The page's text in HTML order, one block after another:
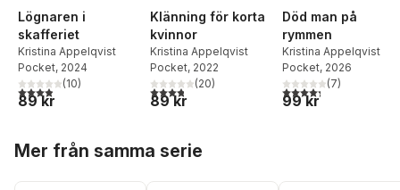
Lögnaren i
skafferiet
Kristina Appelqvist
Pocket, 2024
3,9utav 5 stjärnor. Totalt antal röster:
(10)
89 kr
Klänning för korta
kvinnor
Kristina Appelqvist
Pocket, 2022
3,8utav 5 stjärnor. Totalt antal röster:
(20)
89 kr
Död man på
rymmen
Kristina Appelqvist
Pocket, 2026
4,3utav 5 stjärnor.
(7)
99 kr
Mer från samma serie